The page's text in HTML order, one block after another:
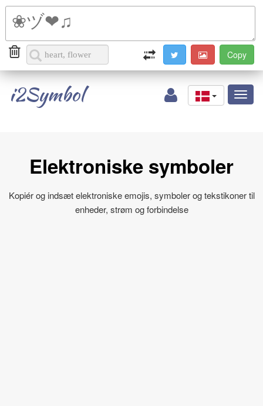
i2Symbol
Elektroniske symboler
Kopiér og indsæt elektroniske emojis, symboler og tekstikoner til
enheder, strøm og forbindelse